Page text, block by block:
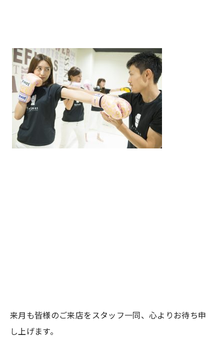
来月も皆様のご来店をスタッフ一同、心よりお待ち申
し上げます。